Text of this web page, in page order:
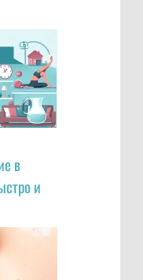
в
и